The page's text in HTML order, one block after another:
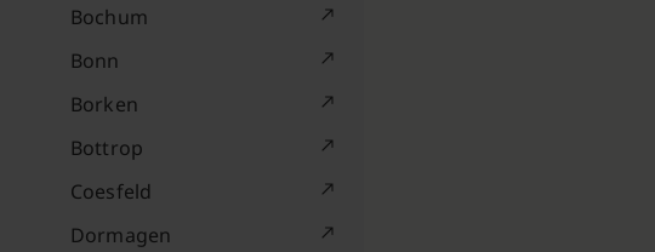
Bochum
Bonn
Borken
Bottrop
Coesfeld
Dormagen